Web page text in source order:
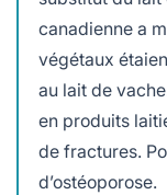
canadienne a
végétaux
au lait de
en produits
de fractures.
d’ostéoporose.